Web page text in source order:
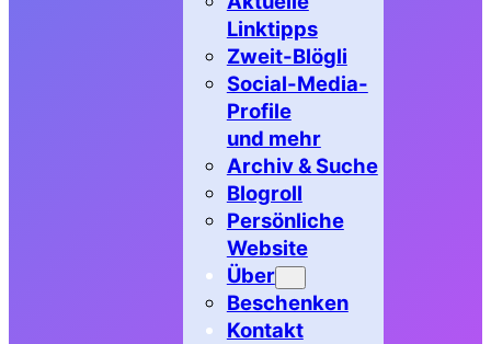
Linktipps
Zweit-Blögli
Social-Media-
Profile
und mehr
Archiv & Suche
Blogroll
Persönliche
Website
Über
Beschenken
Kontakt